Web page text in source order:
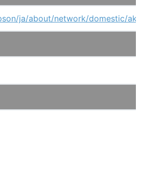
ja/about/network/domestic/